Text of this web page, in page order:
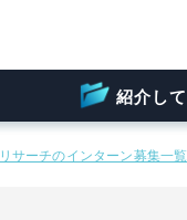
紹介し
サーチのインターン募集一覧